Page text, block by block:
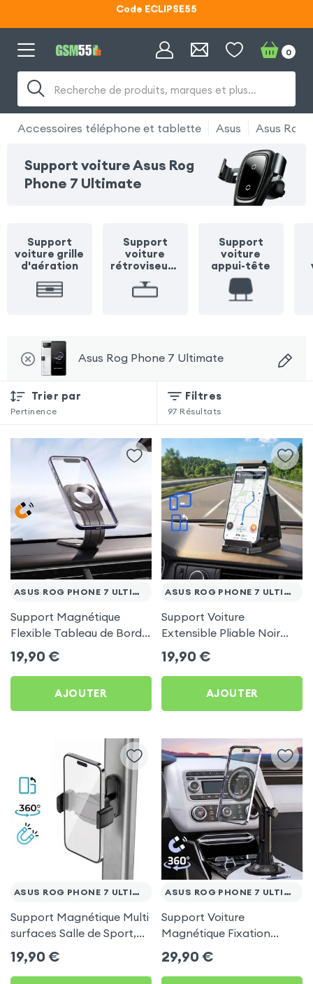
Code ECLIPSE55
Recherche de produits, marques et plus…
0
Accessoires téléphone et tablette Asus Asus Rog
Support voiture Asus Rog
Phone 7 Ultimate
Support
voiture grille
d'aération
Support
voiture
rétroviseur /
Support
voiture
appui-tête
Asus Rog Phone 7 Ultimate
Trier par
Pertinence
Filtres
97 Résultats
ASUS ROG PHONE 7 ULTIMATE
Support Magnétique
Flexible Tableau de Bord
et Écran central pour
Asus Rog Phone 7
Ultimate
19,90 €
AJOUTER
ASUS ROG PHONE 7 ULTIMATE
Support Voiture
Extensible Pliable Noir
Carbone pour Asus Rog
Phone 7 Ultimate
19,90 €
AJOUTER
ASUS ROG PHONE 7 ULTIMATE
Support Magnétique Multi
surfaces Salle de Sport,
frigo pour Asus Rog
Phone 7 Ultimate
19,90 €
ASUS ROG PHONE 7 ULTIMATE
Support Voiture
Magnétique Fixation
Porte-gobelet pour Asus
Rog Phone 7 Ultimate
29,90 €